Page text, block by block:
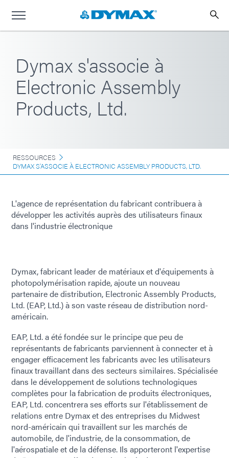
Dymax s'associe à
Electronic Assembly
Products, Ltd.
RESSOURCES
DYMAX S'ASSOCIE À ELECTRONIC ASSEMBLY PRODUCTS, LTD.
L'agence de représentation du fabricant contribuera à
développer les activités auprès des utilisateurs finaux
dans l'industrie électronique
Dymax, fabricant leader de matériaux et d'équipements à
photopolymérisation rapide, ajoute un nouveau
partenaire de distribution, Electronic Assembly Products,
Ltd. (EAP, Ltd.) à son vaste réseau de distribution nord-
américain.
EAP, Ltd. a été fondée sur le principe que peu de
représentants de fabricants parviennent à connecter et à
engager efficacement les fabricants avec les utilisateurs
finaux travaillant dans des secteurs similaires. Spécialisée
dans le développement de solutions technologiques
complètes pour la fabrication de produits électroniques,
EAP, Ltd. concentrera ses efforts sur l'établissement de
relations entre Dymax et des entreprises du Midwest
nord-américain qui travaillent sur les marchés de
automobile, de l'industrie, de la consommation, de
l'aérospatiale et de la défense. Ils apporteront l'expertise